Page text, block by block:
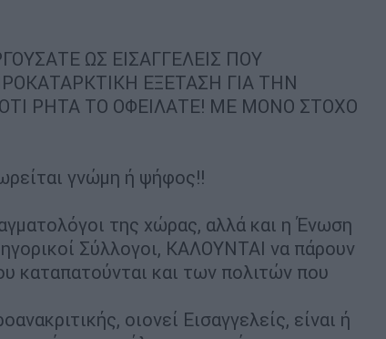
ΩΣ ΕΙΣΑΓΓΕΛΕΙΣ ΠΟΥ
ΕΞΕΤΑΣΗ ΓΙΑ ΤΗΝ
ΡΗΤΑ ΤΟ ΟΦΕΙΛΑΤΕ! ΜΕ ΜΟΝΟ ΣΤΟΧΟ
γνώμη ή ψήφος!!
της χώρας, αλλά και η Ένωση
Σύλλογοι, ΚΑΛΟΥΝΤΑΙ να πάρουν
καταπατούνται και των πολιτών που
οιονεί Εισαγγελείς, είναι ή